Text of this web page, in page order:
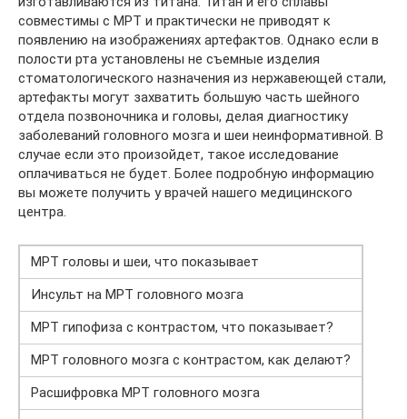
совместимы с МРТ и практически не приводят к
появлению на изображениях артефактов. Однако если в
полости рта установлены не съемные изделия
стоматологического назначения из нержавеющей стали,
артефакты могут захватить большую часть шейного
отдела позвоночника и головы, делая диагностику
заболеваний головного мозга и шеи неинформативной. В
случае если это произойдет, такое исследование
оплачиваться не будет. Более подробную информацию
вы можете получить у врачей нашего медицинского
центра.
МРТ головы и шеи, что показывает
Инсульт на МРТ головного мозга
МРТ гипофиза с контрастом, что показывает?
МРТ головного мозга с контрастом, как делают?
Расшифровка МРТ головного мозга